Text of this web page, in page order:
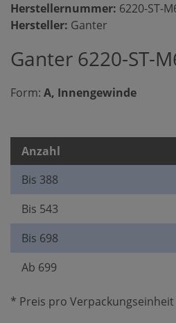
Herstellernummer: 6220-ST-
Hersteller: Ganter
Ganter 6220-ST-
Form: A, Innengewinde
Anzahl
Bis 388
Bis 543
Bis 698
Ab 699
* Preis pro Verpackungseinheit